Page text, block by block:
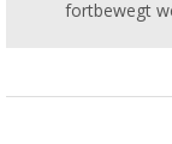
fortbewegt